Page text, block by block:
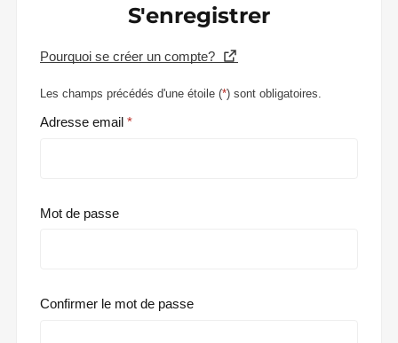
S'enregistrer
Pourquoi se créer un compte?
Les champs précédés d'une étoile (*) sont obligatoires.
Adresse email
Mot de passe
Confirmer le mot de passe